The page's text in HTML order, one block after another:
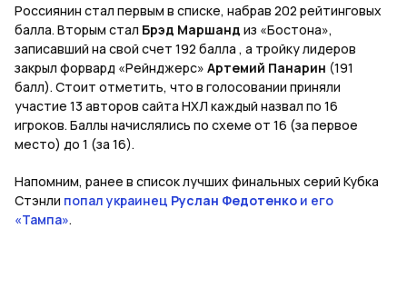
Россиянин стал первым в списке, набрав 202 рейтинговых
балла. Вторым стал Брэд Маршанд из «Бостона»,
записавший на свой счет 192 балла , а тройку лидеров
закрыл форвард «Рейнджерс» Артемий Панарин (191
балл). Стоит отметить, что в голосовании приняли
участие 13 авторов сайта НХЛ каждый назвал по 16
игроков. Баллы начислялись по схеме от 16 (за первое
место) до 1 (за 16).
Напомним, ранее в список лучших финальных серий Кубка
Стэнли попал украинец Руслан Федотенко и его
«Тампа».